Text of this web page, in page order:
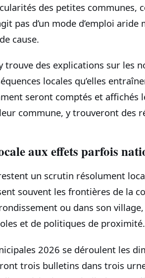
des petites communes,
pas d’un mode d’emploi
cause.
trouve des explications sur les
locales qu’elles
seront comptés et affichés
commune, y trouveront des
aux effets parfois
un scrutin résolument
souvent les frontières de la
ou dans son village,
et de politiques de proximité.
2026 se déroulent les
trois bulletins dans trois